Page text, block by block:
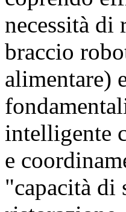
necessità di
braccio
alimentare)
intelligente
e
"capacità di